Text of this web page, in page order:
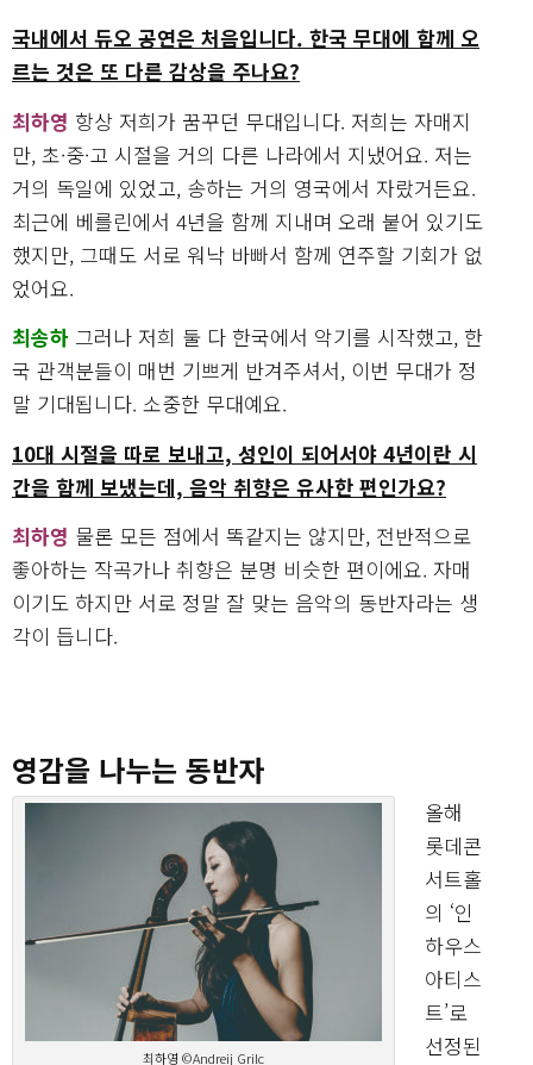
국내에서 듀오 공연은 처음입니다. 한국 무대에 함께 오
르는 것은 또 다른 감상을 주나요?
최하영 항상 저희가 꿈꾸던 무대입니다. 저희는 자매지
만, 초·중·고 시절을 거의 다른 나라에서 지냈어요. 저는
거의 독일에 있었고, 송하는 거의 영국에서 자랐거든요.
최근에 베를린에서 4년을 함께 지내며 오래 붙어 있기도
했지만, 그때도 서로 워낙 바빠서 함께 연주할 기회가 없
었어요.
최송하 그러나 저희 둘 다 한국에서 악기를 시작했고, 한
국 관객분들이 매번 기쁘게 반겨주셔서, 이번 무대가 정
말 기대됩니다. 소중한 무대예요.
10대 시절을 따로 보내고, 성인이 되어서야 4년이란 시
간을 함께 보냈는데, 음악 취향은 유사한 편인가요?
최하영 물론 모든 점에서 똑같지는 않지만, 전반적으로
좋아하는 작곡가나 취향은 분명 비슷한 편이에요. 자매
이기도 하지만 서로 정말 잘 맞는 음악의 동반자라는 생
각이 듭니다.
영감을 나누는 동반자
최하영 ©Andreij Grilc
올해
롯데콘
서트홀
의 ‘인
하우스
아티스
트’로
선정된